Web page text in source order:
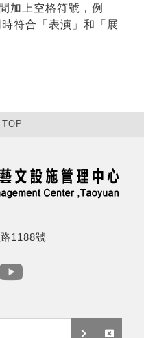
加上空格符號，例
符合「表演」和「展
1188號